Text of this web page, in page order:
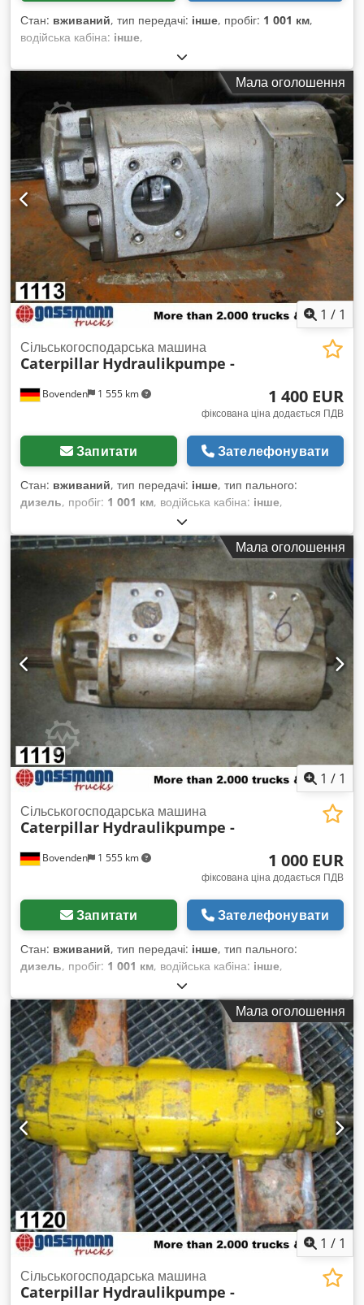
Стан: вживаний, тип передачі: інше, пробіг: 1 001 км,
водійська кабіна: інше,
Мала оголошення
1 / 1
Bovenden 1 555 km
Сільськогосподарська машина
Caterpillar Hydraulikpumpe -
1 400 EUR
фіксована ціна додається ПДВ
Запитати Зателефонувати
Стан: вживаний, тип передачі: інше, тип пального:
дизель, пробіг: 1 001 км, водійська кабіна: інше,
Мала оголошення
1 / 1
Bovenden 1 555 km
Сільськогосподарська машина
Caterpillar Hydraulikpumpe -
1 000 EUR
фіксована ціна додається ПДВ
Запитати Зателефонувати
Стан: вживаний, тип передачі: інше, тип пального:
дизель, пробіг: 1 001 км, водійська кабіна: інше,
Мала оголошення
1 / 1
Сільськогосподарська машина
Caterpillar Hydraulikpumpe -